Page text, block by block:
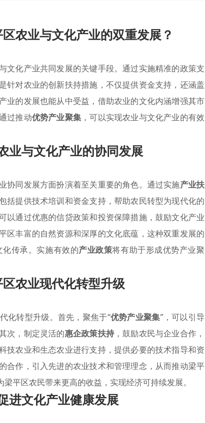
农业与文化产业的双重发展？
文化产业共同发展的关键手段。通过实施精准的政策支
针对农业的创新扶持措施，不仅提供资金支持，还涵盖
业的发展也能从中受益，借助农业的文化内涵增强其市
过推动优势产业聚集 ，可以实现农业与文化产业的有效
业与文化产业的协同发展
协同发展方面扮演着至关重要的角色。通过实施产业扶
括提供技术培训和资金支持，帮助农民转型为现代化的
以通过优惠的信贷政策和投资保障措施，鼓励文化产业
区丰富的自然资源和深厚的文化底蕴，这种双重发展的
传承。实施有效的产业政策将有助于形成优势产业聚
农业现代化转型升级
化转型升级。首先，聚焦于“优势产业聚集”，可以引导
次，制定灵活的惠企政策扶持，鼓励农民与企业合作，
技农业和生态农业进行支持，提供必要的技术指导和资
合作，引入先进的农业技术和管理理念，从而推动梁平
平区农民带来更高的收益，实现经济可持续发展。
进文化产业健康发展